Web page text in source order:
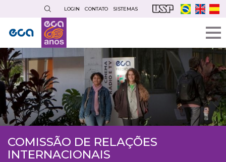
conteúdo
principal
LOGIN CONTATO SISTEMAS
COMISSÃO DE RELAÇÕES
INTERNACIONAIS